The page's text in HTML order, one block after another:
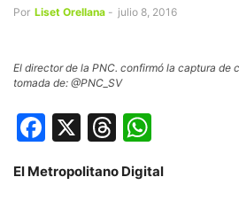
Por Liset Orellana - julio 8, 2016
El director de la PNC. confirmó la captura de
tomada de: @PNC_SV
Facebook
X Threads
El Metropolitano Digital